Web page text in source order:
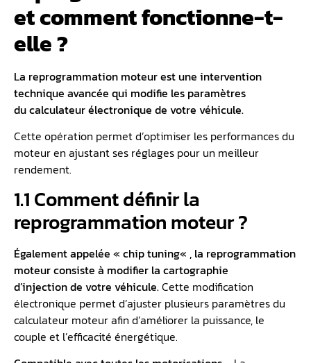
et comment fonctionne-t-
elle ?
La reprogrammation moteur est une intervention
technique avancée qui modifie les paramètres
ducalculateur électronique de votre véhicule.
Cette opération permet d’optimiser les performances du
moteur en ajustant ses réglages pour un meilleur
rendement.
1.1 Comment définir la
reprogrammation moteur ?
Également appelée « chip tuning« , la reprogrammation
moteur consiste à modifier la cartographie
d’injectionde votre véhicule.Cette modification
électronique permet d’ajuster plusieurs paramètres du
calculateur moteur afin d’améliorer la puissance, le
couple et l’efficacité énergétique.